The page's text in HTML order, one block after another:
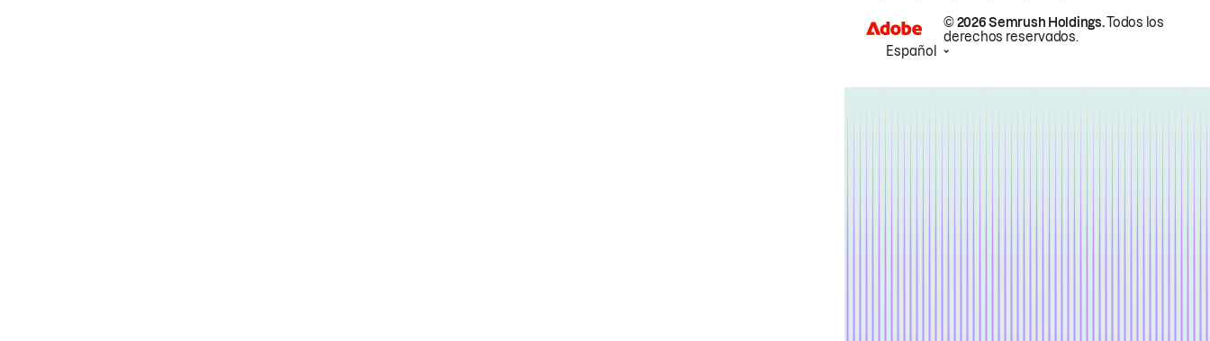
© 2026 Semrush Holdings.Todos los
derechos reservados.
Español